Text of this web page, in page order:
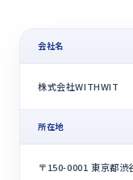
会社名
株式会社WITHWIT
所在地
〒150-0001 東京都渋